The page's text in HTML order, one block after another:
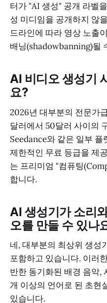
터가 "AI 생성" 공개 라벨
성 미디임을 공개하지 않
드라인에 따라 영상 노출
배닝(shadowbanning)될
AI 비디오 생성기
요?
2026년 대부분의 전문가
달러에서 50달러 사이의
Seedance와 같은 일부
제한적인 무료 등급을 제
는 프리미엄 "컴퓨팅
합니다.
AI 생성기가 소리
오를 만들 수 있나
네, 대부분의 최상위 생성
포함하고 있습니다. 이러
반한 동기화된 배경 음악,
개 이상의 언어로 된 초현
있습니다.